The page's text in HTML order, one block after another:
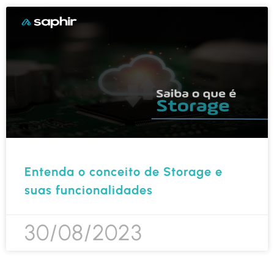
Entenda o conceito de Storage e
suas funcionalidades
30/08/2023